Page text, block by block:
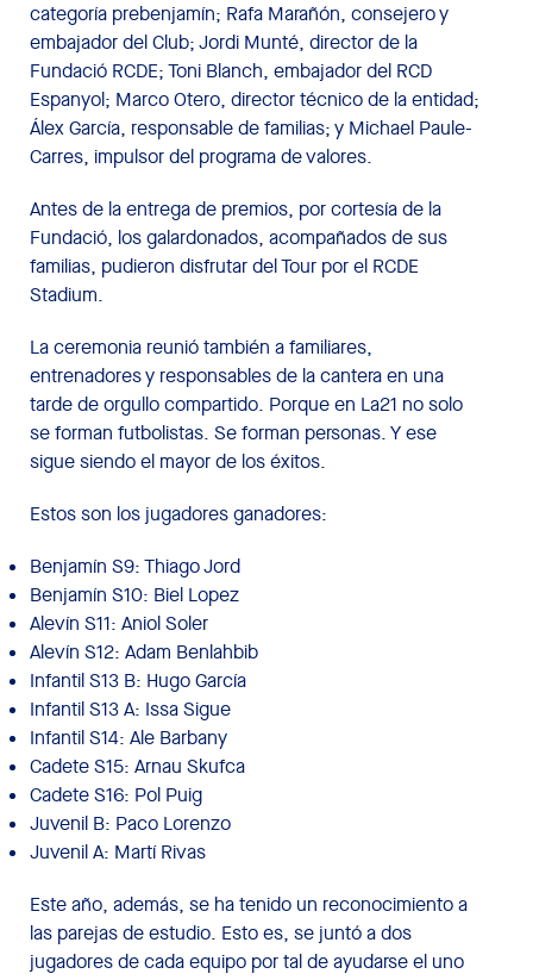
categoría prebenjamín; Rafa Marañón, consejero y
embajador del Club; Jordi Munté, director de la
Fundació RCDE; Toni Blanch, embajador del RCD
Espanyol; Marco Otero, director técnico de la entidad;
Álex García, responsable de familias; y Michael Paule-
Carres, impulsor del programa de valores.
Antes de la entrega de premios, por cortesía de la
Fundació, los galardonados, acompañados de sus
familias, pudieron disfrutar del Tour por el RCDE
Stadium.
La ceremonia reunió también a familiares,
entrenadores y responsables de la cantera en una
tarde de orgullo compartido. Porque en La21 no solo
se forman futbolistas. Se forman personas. Y ese
sigue siendo el mayor de los éxitos.
Estos son los jugadores ganadores:
Benjamín S9: Thiago Jord
Benjamín S10: Biel Lopez
Alevín S11: Aniol Soler
Alevín S12: Adam Benlahbib
Infantil S13 B: Hugo García
Infantil S13 A: Issa Sigue
Infantil S14: Ale Barbany
Cadete S15: Arnau Skufca
Cadete S16: Pol Puig
Juvenil B: Paco Lorenzo
Juvenil A: Martí Rivas
Este año, además, se ha tenido un reconocimiento a
las parejas de estudio. Esto es, se juntó a dos
jugadores de cada equipo por tal de ayudarse el uno